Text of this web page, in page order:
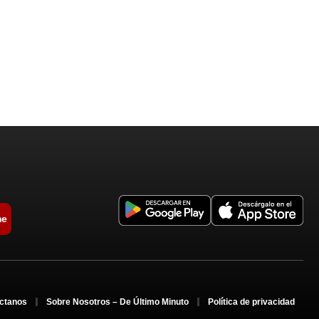
Sobre Nosotros – De Último Minuto Política de privacidad